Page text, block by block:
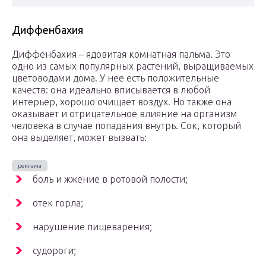
Диффенбахия
Диффенбахия – ядовитая комнатная пальма. Это
одно из самых популярных растений, выращиваемых
цветоводами дома. У нее есть положительные
качеств: она идеально вписывается в любой
интерьер, хорошо очищает воздух. Но также она
оказывает и отрицательное влияние на организм
человека в случае попадания внутрь. Сок, который
она выделяет, может вызвать:
боль и жжение в ротовой полости;
отек горла;
нарушение пищеварения;
судороги;